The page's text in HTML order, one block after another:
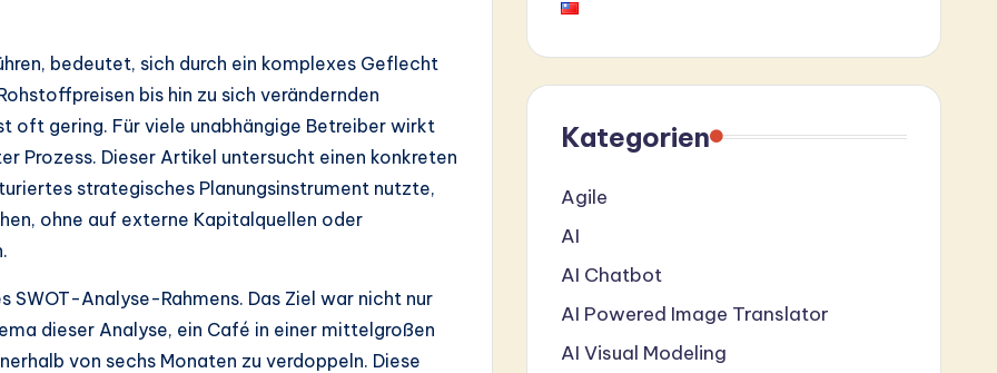
bedeutet, sich durch ein komplexes Geflecht
bis hin zu sich verändernden
oft gering. Für viele unabhängige Betreiber wirkt
Prozess. Dieser Artikel untersucht einen konkreten
strategisches Planungsinstrument nutzte,
ohne auf externe Kapitalquellen oder
SWOT-Analyse-Rahmens. Das Ziel war nicht nur
dieser Analyse, ein Café in einer mittelgroßen
von sechs Monaten zu verdoppeln. Diese
Kategorien
Agile
AI
AI Chatbot
AI Powered Image Translator
AI Visual Modeling